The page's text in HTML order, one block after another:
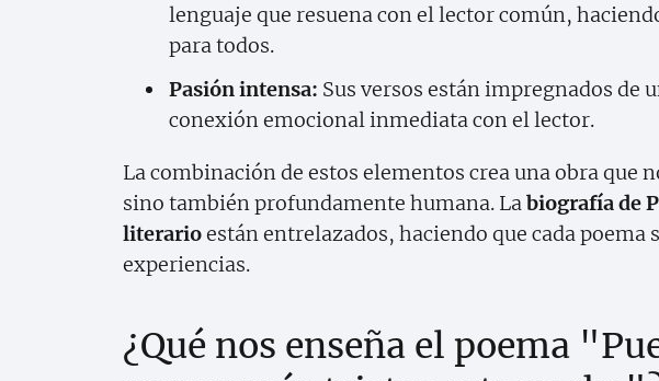
lenguaje que resuena con el lector común,
para todos.
Pasión intensa: Sus versos están impregnados de
conexión emocional inmediata con el lector.
La combinación de estos elementos crea una obra que
sino también profundamente humana. La biografía de
literarioestán entrelazados, haciendo que cada poema
experiencias.
¿Qué nos enseña el poema